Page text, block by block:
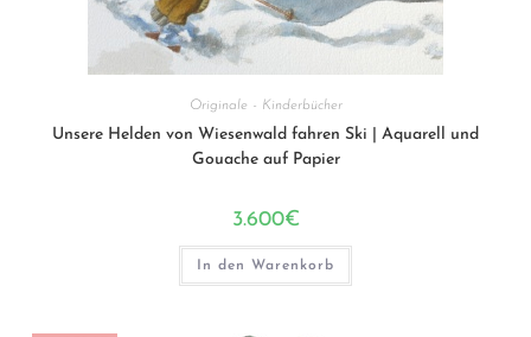
Originale - Kinderbücher
Unsere Helden von Wiesenwald fahren Ski | Aquarell und
Gouache auf Papier
3.600€
In den Warenkorb